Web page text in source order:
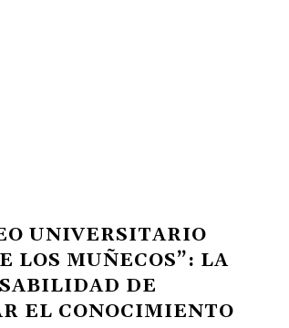
UNIVERSITARIO
LOS MUÑECOS”: LA
DE
EL CONOCIMIENTO